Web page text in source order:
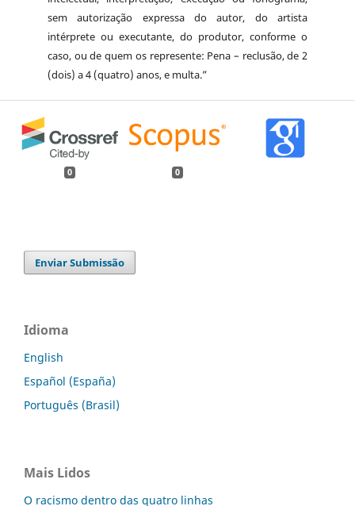
sem autorização expressa do autor, do artista
intérprete ou executante, do produtor, conforme o
caso, ou de quem os represente: Pena – reclusão, de 2
(dois) a 4 (quatro) anos, e multa.”
0 0
Enviar Submissão
Idioma
English
Español (España)
Português (Brasil)
Mais Lidos
O racismo dentro das quatro linhas